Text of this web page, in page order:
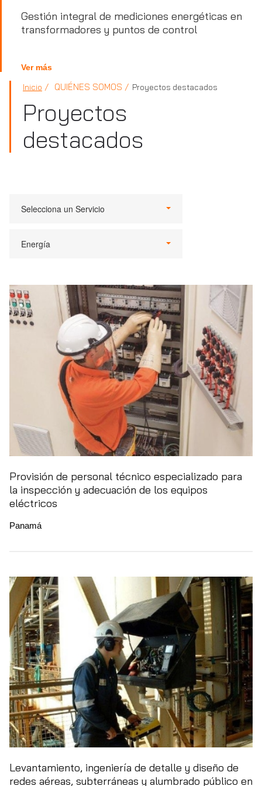
Gestión integral de mediciones energéticas en
transformadores y puntos de control
Ver más
Inicio QUIÉNES SOMOS Proyectos destacados
Proyectos
destacados
Selecciona un Servicio
Energía
Provisión de personal técnico especializado para
la inspección y adecuación de los equipos
eléctricos
Panamá
Levantamiento, ingeniería de detalle y diseño de
redes aéreas, subterráneas y alumbrado público en